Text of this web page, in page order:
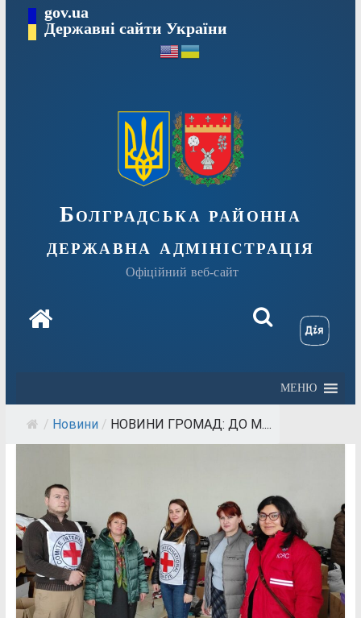
Перейтиgov.ua
Державні сайти України
Болградська районна
державна адміністрація
Офіційний веб-сайт
МЕНЮ
/ Новини / НОВИНИ ГРОМАД: ДО М....